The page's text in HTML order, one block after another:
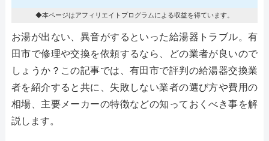
◆本ページはアフィリエイトプログラムによる収益を得ています。
お湯が出ない、異音がするといった給湯器トラブル。有
田市で修理や交換を依頼するなら、どの業者が良いので
しょうか？この記事では、有田市で評判の給湯器交換業
者を紹介すると共に、失敗しない業者の選び方や費用の
相場、主要メーカーの特徴などの知っておくべき事を解
説します。